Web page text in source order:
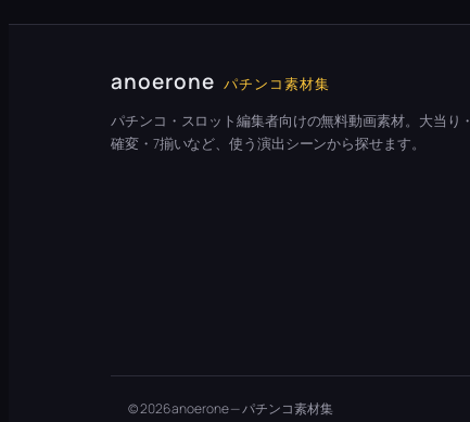
anoerone パチンコ素材集
パチンコ・スロット編集者向けの無料動画素材。大当り・
確変・7揃いなど、使う演出シーンから探せます。
© 2026 anoerone — パチンコ素材集